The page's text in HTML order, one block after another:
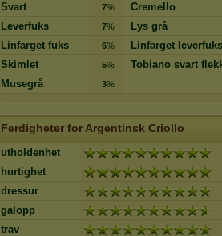
Svart
7%
Cremello
Leverfuks
7%
Lys grå
Linfarget fuks
6%
Linfarget leverfuks
Skimlet
5%
Tobiano svart
Musegrå
3%
Ferdigheter for Argentinsk Criollo
utholdenhet
hurtighet
dressur
galopp
trav